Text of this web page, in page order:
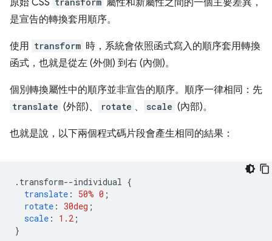
原始 CSS
屬性和新屬性之間的一個主要差異，
是宣告的轉換套用順序。
使用 transform 時，系統會依照函式寫入的順序套用轉換
函式，也就是從左 (外側) 到右 (內側)。
個別轉換屬性中的順序並非宣告的順序。順序一律相同：先
translate (外部)、 rotate 、 scale (內部)。
也就是說，以下兩個程式碼片段會產生相同的結果：
. transform--individual {
translate : 50% 0 ;
rotate : 30deg ;
scale : 1.2 ;
}